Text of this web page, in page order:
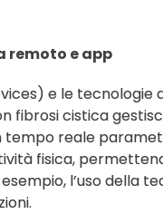
remoto e app
e le
fibrosi cistica
tempo reale
fisica,
l’uso della